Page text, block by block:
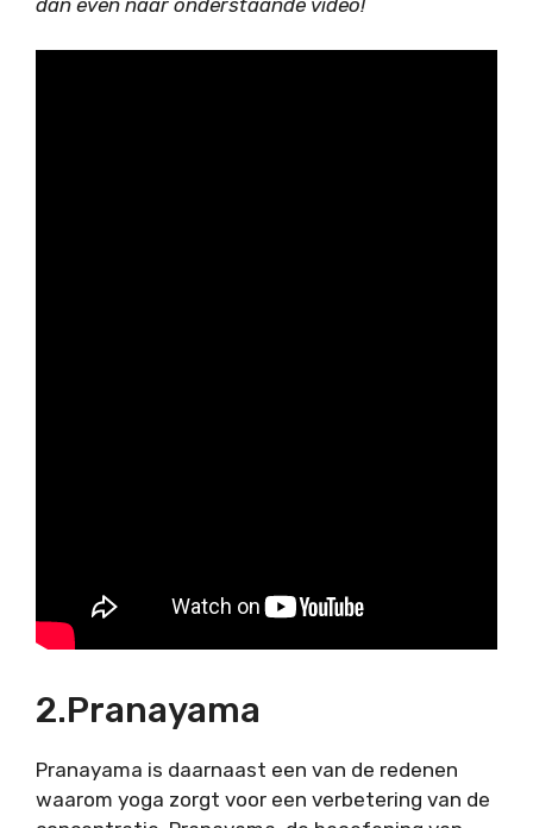
2.Pranayama
Pranayama is daarnaast een van de redenen
waarom yoga zorgt voor een verbetering van de